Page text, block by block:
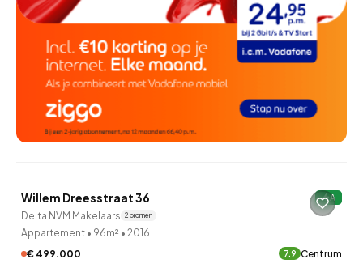
Verkocht onder voorbehoud
Willem Dreesstraat 36 A
Delta NVM Makelaars 2 bronnen
Appartement • 96m² • 2016
€ 499.000
7.9 Centrum